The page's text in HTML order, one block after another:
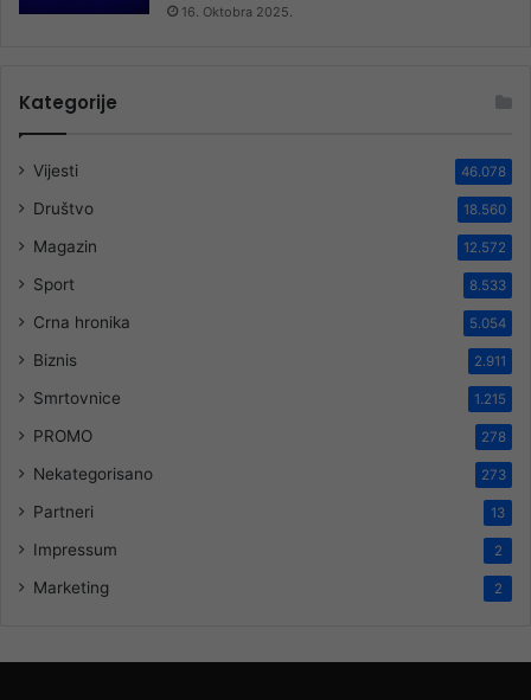
16. Oktobra 2025.
Kategorije
Vijesti 46.078
Društvo 18.560
Magazin 12.572
Sport 8.533
Crna hronika 5.054
Biznis 2.911
Smrtovnice 1.215
PROMO 278
Nekategorisano 273
Partneri 13
Impressum 2
Marketing 2